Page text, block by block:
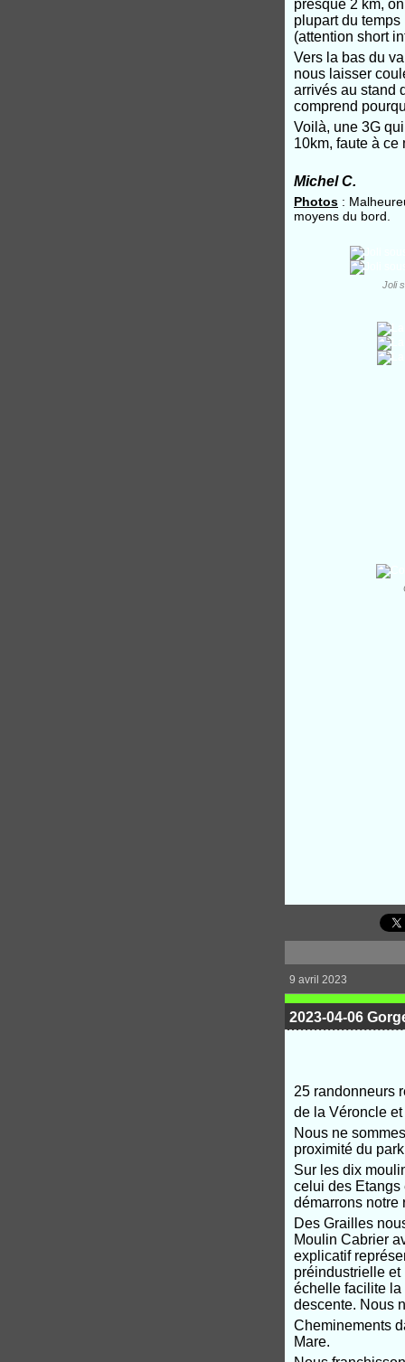
presque 2 km,
plupart du temps
(attention short
Vers la bas du
nous laisser
arrivés au stand
comprend
Voilà, une 3G
10km, faute à ce
Michel C.
Photos :
moyens du bord.
Joli
9 avril 2023
2023-04-06
25 randonneurs
de la Véroncle
Nous ne
proximité du
Sur les dix
celui des Etangs
démarrons notre
Des Grailles
Moulin Cabrier
explicatif
préindustrielle
échelle facilite la
descente. Nous
Cheminements
Mare.